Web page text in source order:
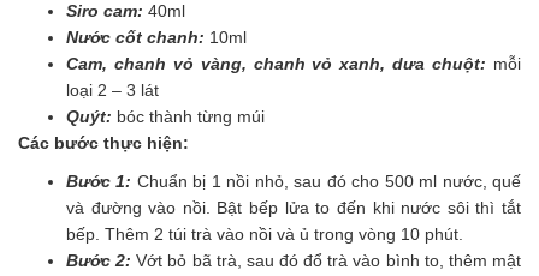
Siro cam: 40ml
Nước cốt chanh: 10ml
Cam, chanh vỏ vàng, chanh vỏ xanh, dưa chuột: mỗi
loại 2 – 3 lát
Quýt: bóc thành từng múi
Các bước thực hiện:
Bước 1: Chuẩn bị 1 nồi nhỏ, sau đó cho 500 ml nước, quế
và đường vào nồi. Bật bếp lửa to đến khi nước sôi thì tắt
bếp. Thêm 2 túi trà vào nồi và ủ trong vòng 10 phút.
Bước 2:Vớt bỏ bã trà, sau đó đổ trà vào bình to, thêm mật